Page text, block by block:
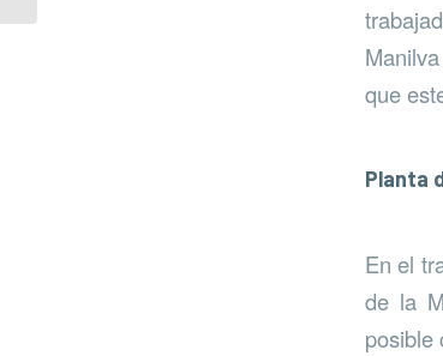
que
Planta
En el
de la
posible